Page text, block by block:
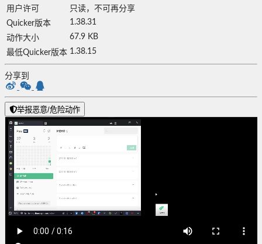
用户许可
只读，不可再分享
Quicker版本
1.38.31
动作大小
67.9 KB
最低Quicker版本 1.38.15
分享到
举报恶意/危险动作